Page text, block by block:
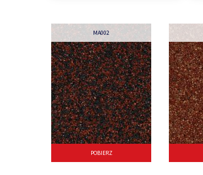
MA002
POBIERZ